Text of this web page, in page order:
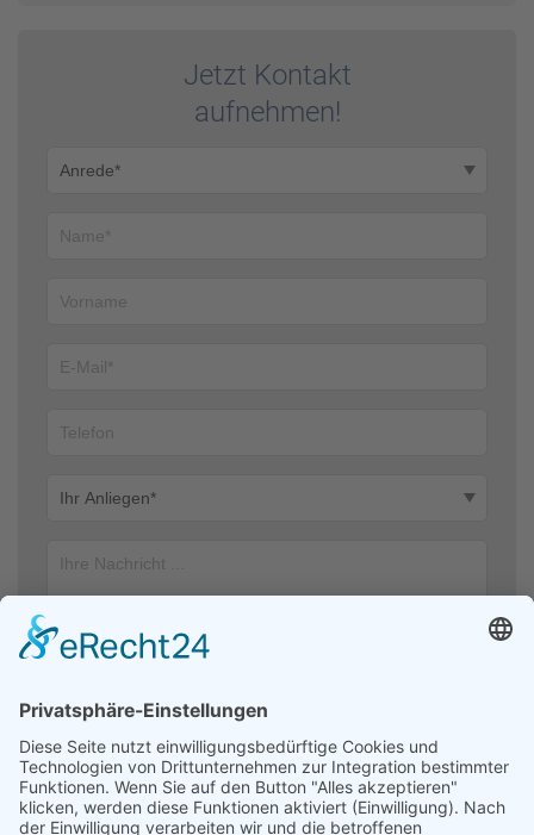
Jetzt Kontakt
auf­nehmen!
Beantwortung meiner Anfrage erhoben und verarbeitet werden. Die
Daten werden nach abgeschlossener Bearbeitung Ihrer Anfrage
gelöscht. Hinweis: Sie können Ihre Einwilligung jederzeit für die
Zukunft per E-Mail an kontakt@helfendehaendeev.de widerrufen.
Detaillierte Informationen zum Umgang mit Nutzerdaten finden Sie
in unserer Datenschutzerklärung.